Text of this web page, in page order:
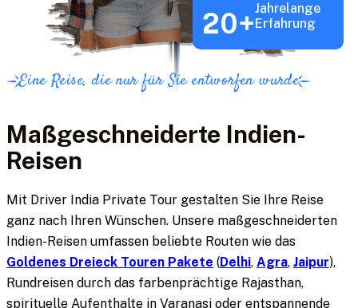
20+Jahrelange
Erfahrung
Eine Reise, die nur für Sie entworfen wurde
Maßgeschneiderte Indien-
Reisen
Mit Driver India Private Tour gestalten Sie Ihre Reise
ganz nach Ihren Wünschen. Unsere maßgeschneiderten
Indien-Reisen umfassen beliebte Routen wie das
Goldenes Dreieck Touren Pakete (Delhi, Agra, Jaipur),
Rundreisen durch das farbenprächtige Rajasthan,
spirituelle Aufenthalte in Varanasi oder entspannende